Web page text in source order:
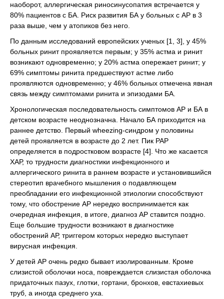
наоборот, аллергическая риносинусопатия встречается у
80% пациентов с БА. Риск развития БА у больных с АР в 3
раза выше, чем у атопиков без него.
По данным исследований европейских ученых [1, 3], у 45%
больных ринит проявляется первым; у 35% астма и ринит
возникают одновременно; у 20% астма опережает ринит; у
69% симптомы ринита предшествуют астме либо
проявляются одновременно; у 46% больных отмечена явная
связь между симптомами ринита и эпизодами БА.
Хронологическая последовательность симптомов АР и БА в
детском возрасте неоднозначна. Начало БА приходится на
раннее детство. Первый wheezing-синдром у половины
детей проявляется в возрасте до 2 лет. Пик РАР
определяется в подростковом возрасте [4]. Что же касается
ХАР, то трудности диагностики инфекционного и
аллергического ринита в раннем возрасте и установившийся
стереотип врачебного мышления о подавляющем
преобладании его инфекционной этиологии способствуют
тому, что обострение АР нередко воспринимается как
очередная инфекция, в итоге, диагноз АР ставится поздно.
Еще большие трудности возникают в диагностике
обострений АР, триггером которых нередко выступает
вирусная инфекция.
У детей АР очень редко бывает изолированным. Кроме
слизистой оболочки носа, повреждается слизистая оболочка
придаточных пазух, глотки, гортани, бронхов, евстахиевых
труб, а иногда среднего уха.